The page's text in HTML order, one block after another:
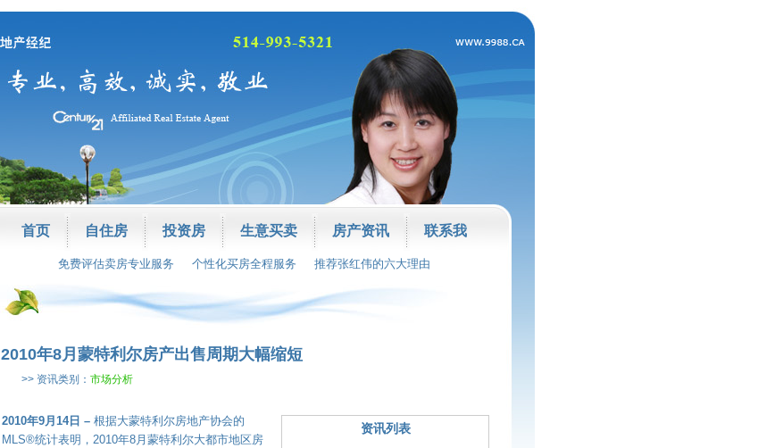
首页 自住房 投资房 生意买卖 房产资讯 联系我
免费评估卖房专业服务 个性化买房全程服务 推荐张红伟的六大理由
2010年8月蒙特利尔房产出售周期大幅缩短
>> 资讯类别： 市场分析
资讯列表
2010年9月14日 – 根据大蒙特利尔房地产协会的
MLS®统计表明，2010年8月蒙特利尔大都市地区房